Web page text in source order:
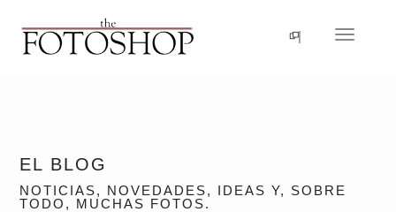
Idioma
EL BLOG
NOTICIAS, NOVEDADES, IDEAS Y, SOBRE
TODO, MUCHAS FOTOS.